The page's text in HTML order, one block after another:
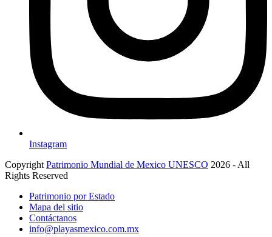
Instagram
Copyright Patrimonio Mundial de Mexico UNESCO 2026 - All
Rights Reserved
Patrimonio por Estado
Mapa del sitio
Contáctanos
info@playasmexico.com.mx